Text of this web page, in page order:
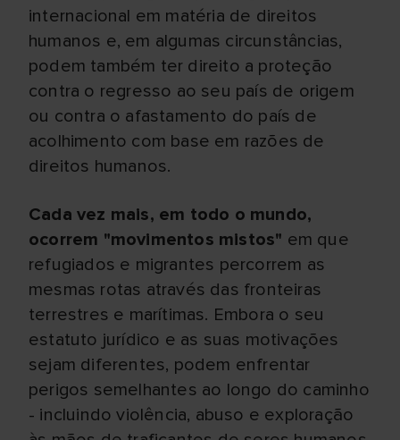
internacional em matéria de direitos
humanos e, em algumas circunstâncias,
podem também ter direito a proteção
contra o regresso ao seu país de origem
ou contra o afastamento do país de
acolhimento com base em razões de
direitos humanos.
Cada vez mais, em todo o mundo,
ocorrem "movimentos mistos" em que
refugiados e migrantes percorrem as
mesmas rotas através das fronteiras
terrestres e marítimas. Embora o seu
estatuto jurídico e as suas motivações
sejam diferentes, podem enfrentar
perigos semelhantes ao longo do caminho
- incluindo violência, abuso e exploração